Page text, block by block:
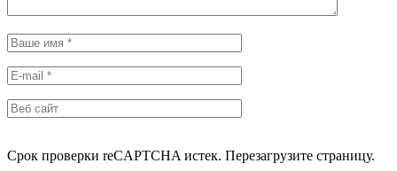
Срок проверки reCAPTCHA истек. Перезагрузите страницу.